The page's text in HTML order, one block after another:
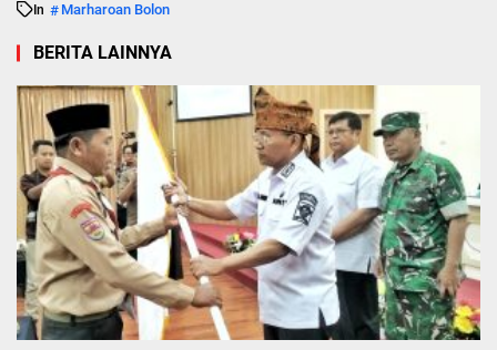
In Marharoan Bolon
BERITA LAINNYA